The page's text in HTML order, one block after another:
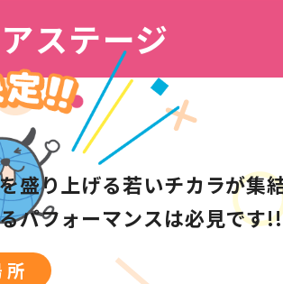
ステージ
盛り上げる若いチカラが集
パフォーマンスは必見です!!
所